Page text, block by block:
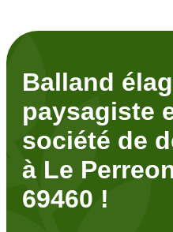
Balland
paysagiste
société de
à Le
69460 !